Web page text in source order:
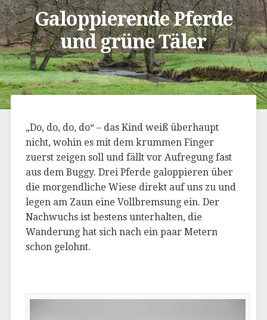
Galoppierende Pferde
und grüne Täler
„Do, do, do, do“ – das Kind weiß überhaupt
nicht, wohin es mit dem krummen Finger
zuerst zeigen soll und fällt vor Aufregung fast
aus dem Buggy. Drei Pferde galoppieren über
die morgendliche Wiese direkt auf uns zu und
legen am Zaun eine Vollbremsung ein. Der
Nachwuchs ist bestens unterhalten, die
Wanderung hat sich nach ein paar Metern
schon gelohnt.